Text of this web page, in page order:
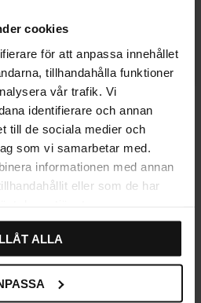
cookies
för att anpassa innehållet
tillhandahålla funktioner
vår trafik. Vi
identifierare och annan
till de sociala medier och
som vi samarbetar med.
informationen med annan
eller som de har
ALLA
knage Poleret Rustfrit Stål
KR
På lager